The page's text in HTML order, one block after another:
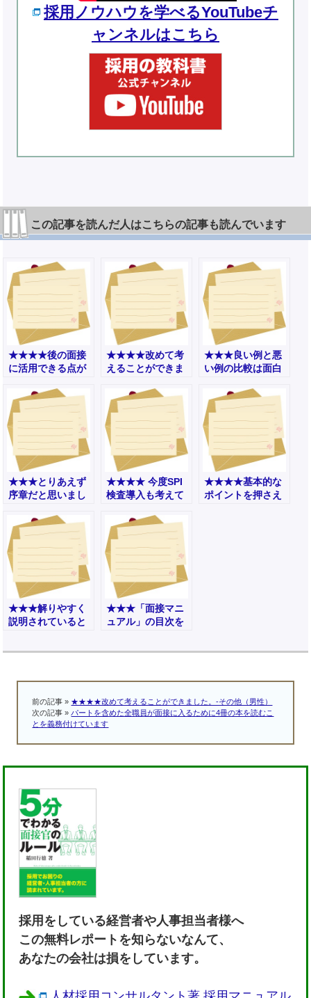
採用ノウハウを学べるYouTubeチ
ャンネルはこちら
この記事を読んだ人はこちらの記事も読んでいます
★★★★後の面接
に活用できる点が
役員（男性）
★★★★改めて考
えることができま
性）
★★★良い例と悪
い例の比較は面白
（男性）
★★★とりあえず
序章だと思いまし
★★★★ 今度SPI
検査導入も考えて
性）
★★★★基本的な
ポイントを押さえ
★★★解りやすく
説明されていると
★★★「面接マニ
ュアル」の目次を
前の記事 » ★★★★改めて考えることができました。-その他（男性）
次の記事 » パートを含めた全職員が面接に入るために4冊の本を読むこ
とを義務付けています
採用をしている経営者や人事担当者様へ
この無料レポートを知らないなんて、
あなたの会社は損をしています。